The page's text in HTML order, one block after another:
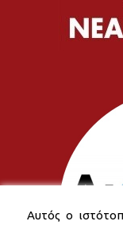
Αυτός ο